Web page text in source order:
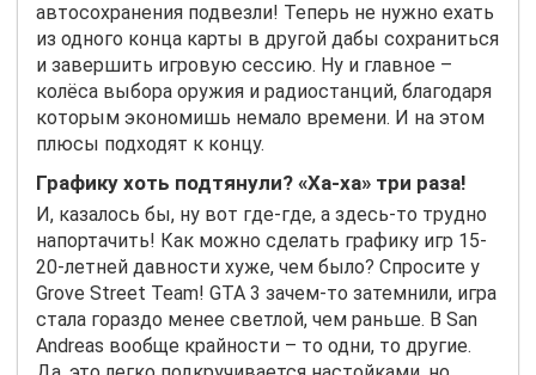
автосохранения подвезли! Теперь не нужно ехать
из одного конца карты в другой дабы сохраниться
и завершить игровую сессию. Ну и главное –
колёса выбора оружия и радиостанций, благодаря
которым экономишь немало времени. И на этом
плюсы подходят к концу.
Графику хоть подтянули? «Ха-ха» три раза!
И, казалось бы, ну вот где-где, а здесь-то трудно
напортачить! Как можно сделать графику игр 15-
20-летней давности хуже, чем было? Спросите у
Grove Street Team! GTA 3 зачем-то затемнили, игра
стала гораздо менее светлой, чем раньше. В San
Andreas вообще крайности – то одни, то другие.